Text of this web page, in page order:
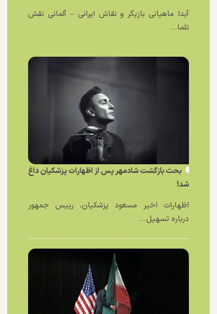
آیدا ماهیانی بازیگر و نقاش ایرانی – آلمانی نقش
تلما...
بحث بازگشت شادمهر پس از اظهارات پزشکیان داغ
شد!
اظهارات اخیر مسعود پزشکیان، رییس جمهور
درباره تسهیل...